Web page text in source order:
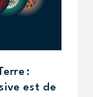
:
est de